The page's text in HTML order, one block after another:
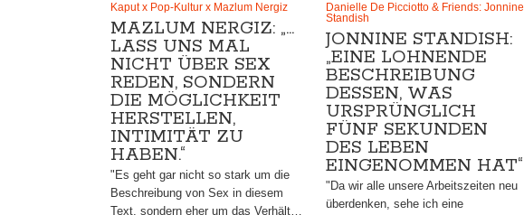
Kaput x Pop-Kultur x Mazlum Nergiz
MAZLUM NERGIZ: „…
LASS UNS MAL
NICHT ÜBER SEX
REDEN, SONDERN
DIE MÖGLICHKEIT
HERSTELLEN,
INTIMITÄT ZU
HABEN.“
"Es geht gar nicht so stark um die
Beschreibung von Sex in diesem
Text, sondern eher um das Verhält…
Danielle De Picciotto & Friends: Jonnine
Standish
JONNINE STANDISH:
„EINE LOHNENDE
BESCHREIBUNG
DESSEN, WAS
URSPRÜNGLICH
FÜNF SEKUNDEN
DES LEBEN
EINGENOMMEN HAT“
"Da wir alle unsere Arbeitszeiten neu
überdenken, sehe ich eine